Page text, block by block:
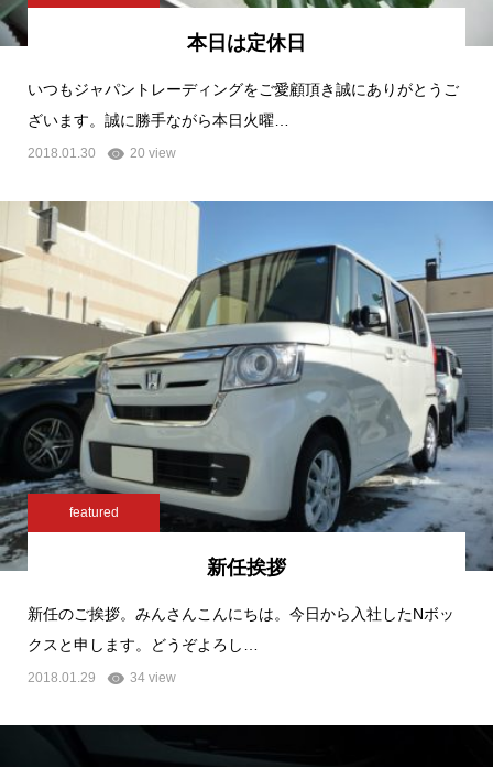
本日は定休日
いつもジャパントレーディングをご愛顧頂き誠にありがとうご
ざいます。誠に勝手ながら本日火曜…
2018.01.30 20 view
featured
新任挨拶
新任のご挨拶。みんさんこんにちは。今日から入社したNボッ
クスと申します。どうぞよろし…
2018.01.29 34 view